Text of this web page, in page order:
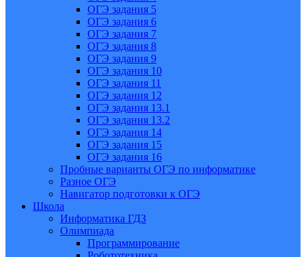
ОГЭ задания 5
ОГЭ задания 6
ОГЭ задания 7
ОГЭ задания 8
ОГЭ задания 9
ОГЭ задания 10
ОГЭ задания 11
ОГЭ задания 12
ОГЭ задания 13.1
ОГЭ задания 13.2
ОГЭ задания 14
ОГЭ задания 15
ОГЭ задания 16
Пробные варианты ОГЭ по информатике
Разное ОГЭ
Навигатор подготовки к ОГЭ
Школа
Информатика ГДЗ
Олимпиада
Программирование